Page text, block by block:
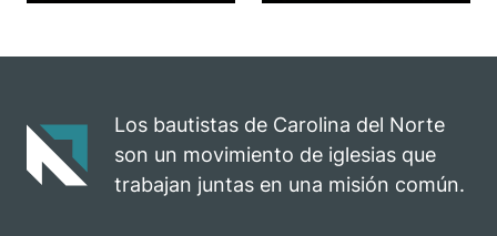
celebra el
rodeo anual en
para el
ministerio
Los bautistas de Carolina del Norte
son un movimiento de iglesias que
trabajan juntas en una misión común.